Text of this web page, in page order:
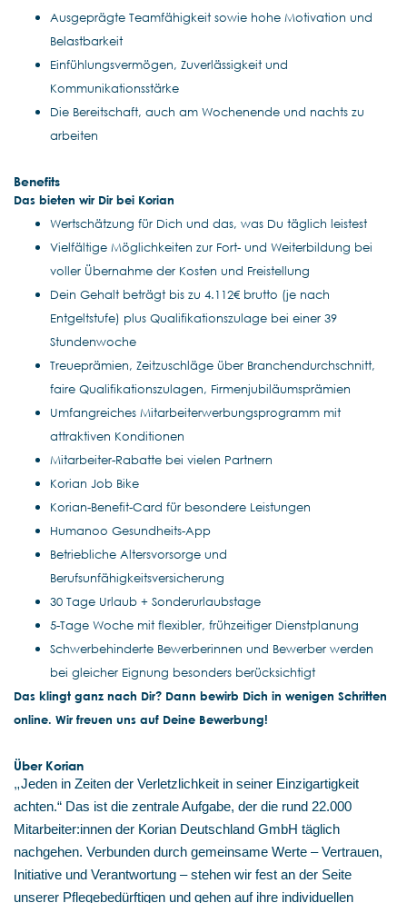
Ausgeprägte Teamfähigkeit sowie hohe Motivation und
Belastbarkeit
Einfühlungsvermögen, Zuverlässigkeit und
Kommunikationsstärke
Die Bereitschaft, auch am Wochenende und nachts zu
arbeiten
Benefits
Das bieten wir Dir bei Korian
Wertschätzung für Dich und das, was Du täglich leistest
Vielfältige Möglichkeiten zur Fort- und Weiterbildung bei
voller Übernahme der Kosten und Freistellung
Dein Gehalt beträgt bis zu 4.112€ brutto (je nach
Entgeltstufe) plus Qualifikationszulage bei einer 39
Stundenwoche
Treueprämien, Zeitzuschläge über Branchendurchschnitt,
faire Qualifikationszulagen, Firmenjubiläumsprämien
Umfangreiches Mitarbeiterwerbungsprogramm mit
attraktiven Konditionen
Mitarbeiter-Rabatte bei vielen Partnern
Korian Job Bike
Korian-Benefit-Card für besondere Leistungen
Humanoo Gesundheits-App
Betriebliche Altersvorsorge und
Berufsunfähigkeitsversicherung
30 Tage Urlaub + Sonderurlaubstage
5-Tage Woche mit flexibler, frühzeitiger Dienstplanung
Schwerbehinderte Bewerberinnen und Bewerber werden
bei gleicher Eignung besonders berücksichtigt
Das klingt ganz nach Dir? Dann bewirb Dich in wenigen Schritten
online. Wir freuen uns auf Deine Bewerbung!
Über Korian
„Jeden in Zeiten der Verletzlichkeit in seiner Einzigartigkeit
achten.“ Das ist die zentrale Aufgabe, der die rund 22.000
Mitarbeiter:innen der Korian Deutschland GmbH täglich
nachgehen. Verbunden durch gemeinsame Werte – Vertrauen,
Initiative und Verantwortung – stehen wir fest an der Seite
unserer Pflegebedürftigen und gehen auf ihre individuellen